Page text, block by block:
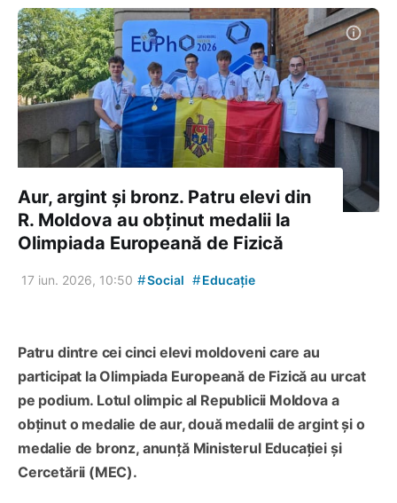
Aur, argint și bronz. Patru elevi din
R. Moldova au obținut medalii la
Olimpiada Europeană de Fizică
17 iun. 2026, 10:50 #Social #Educație
Patru dintre cei cinci elevi moldoveni care au
participat la Olimpiada Europeană de Fizică au urcat
pe podium. Lotul olimpic al Republicii Moldova a
obținut o medalie de aur, două medalii de argint și o
medalie de bronz, anunță Ministerul Educației și
Cercetării (MEC).